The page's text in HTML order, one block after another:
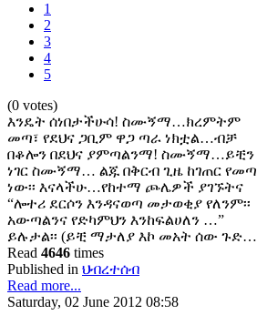
1
2
3
4
5
(0 votes)
እንዴት ሰነበታችሁሳ! ስሙኝማ…ክረምትም
መጣ፣ የደህና ጋቢም ዋጋ ጣራ ነክቷል…ብቻ
በቆሎን በደህና ያምጣልንማ! ስሙኝማ…ይቺን
ነገር ስሙኝማ… ልጁ በቅርብ ጊዜ ከገጠር የመጣ
ነው፡፡ እናላችሁ…የከተማ ጮሌዎች ያገኙትና
“ሎተሪ ደርሶን እንዳናወጣ መታወቂያ የለንም፡፡
አውጣልንና የድካምህን እንከፍልሀለን …”
ይሉታል፡፡ (ይቺ ማታለያ እኮ መአት ሰው ጉድ…
Read 4646 times
Published in ህብረተሰብ
Read more...
Saturday, 02 June 2012 08:58